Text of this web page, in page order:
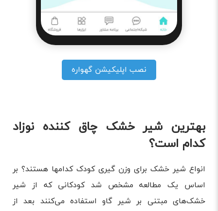
نصب اپلیکیشن گهواره
بهترین شیر خشک چاق کننده نوزاد
کدام است؟
انواع شیر خشک برای وزن گیری کودک کدامها هستند؟ بر
اساس یک مطالعه مشخص شد کودکانی که از شیر
خشک‌های مبتنی بر شیر گاو استفاده می‌کنند بعد از